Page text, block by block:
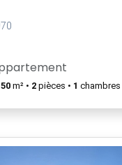
50 m² • 2 pièces • 1 chambres